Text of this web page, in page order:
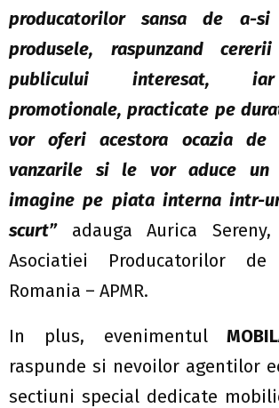
producatorilor sansa de a-
produsele, raspunzand
publicului interesat,
promotionale, practicate pe
vor oferi acestora ocazia de
vanzarile si le vor aduce un
imagine pe piata interna intr-
scurt” adauga Aurica
Asociatiei Producatorilor
Romania – APMR.
In plus, evenimentul
raspunde si nevoilor agentilor
sectiuni special dedicate